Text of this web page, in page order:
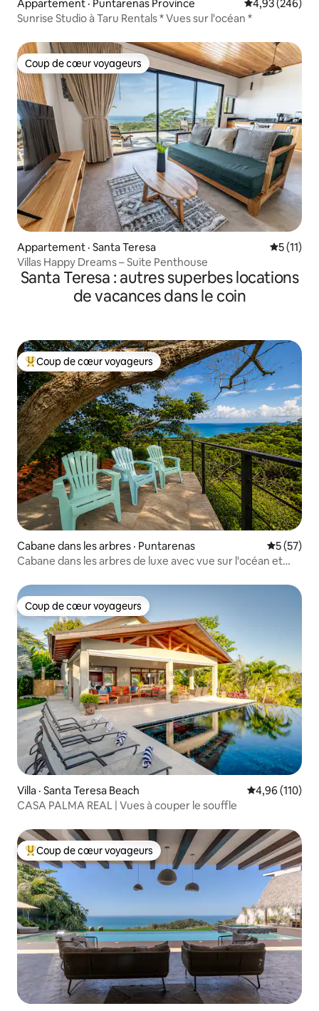
Appartement · Puntarenas Province Note
4,93 (246)
Sunrise Studio à Taru Rentals * Vues sur l'océan *
Coup de cœur voyageurs
Coup de cœur voyageurs
Appartement · Santa Teresa Note
5 (11)
Villas Happy Dreams – Suite Penthouse
Santa Teresa : autres superbes locations
de vacances dans le coin
Coup de cœur voyageurs parmi les plus aimés
Coup de cœur voyageurs
Cabane dans les arbres · Puntarenas Note
5 (57)
Cabane dans les arbres de luxe avec vue sur l'océan et
Coup de cœur voyageurs
Coup de cœur voyageurs
Villa · Santa Teresa Beach Note
4,96 (110)
CASA PALMA REAL | Vues à couper le souffle
Coup de cœur voyageurs parmi les plus aimés
Coup de cœur voyageurs